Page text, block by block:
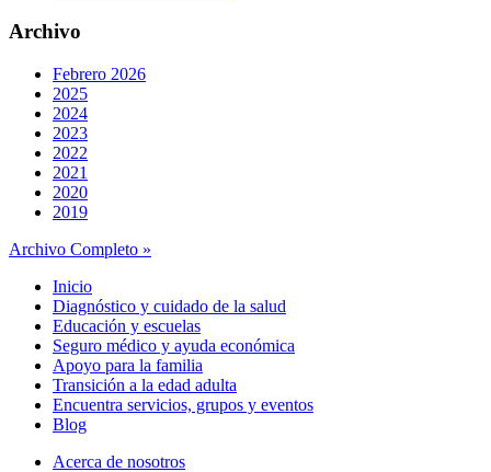
Archivo
Febrero 2026
2025
2024
2023
2022
2021
2020
2019
Archivo Completo »
Inicio
Diagnóstico y cuidado de la salud
Educación y escuelas
Seguro médico y ayuda económica
Apoyo para la familia
Transición a la edad adulta
Encuentra servicios, grupos y eventos
Blog
Acerca de nosotros